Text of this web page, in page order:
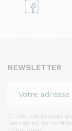
NEWSLETTER
Ce site est protégé
Les règles de